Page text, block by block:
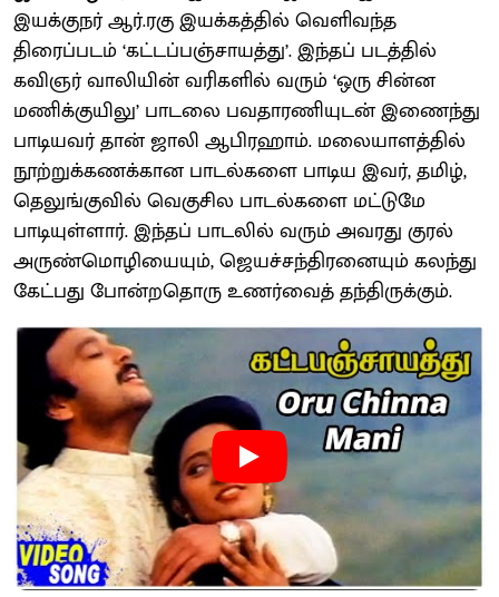
இயக்குநர் ஆர்.ரகு இயக்கத்தில் வெளிவந்த
திரைப்படம் ‘கட்டப்பஞ்சாயத்து’. இந்தப் படத்தில்
கவிஞர் வாலியின் வரிகளில் வரும் ‘ஒரு சின்ன
மணிக்குயிலு’ பாடலை பவதாரணியுடன் இணைந்து
பாடியவர் தான் ஜாலி ஆபிரஹாம். மலையாளத்தில்
நூற்றுக்கணக்கான பாடல்களை பாடிய இவர், தமிழ்,
தெலுங்குவில் வெகுசில பாடல்களை மட்டுமே
பாடியுள்ளார். இந்தப் பாடலில் வரும் அவரது குரல்
அருண்மொழியையும், ஜெயச்சந்திரனையும் கலந்து
கேட்பது போன்றதொரு உணர்வைத் தந்திருக்கும்.